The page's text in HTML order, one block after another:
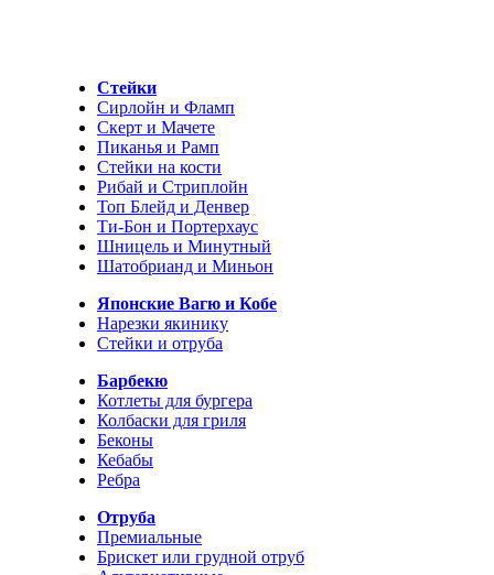
Стейки
Сирлойн и Фламп
Скерт и Мачете
Пиканья и Рамп
Стейки на кости
Рибай и Стриплойн
Топ Блейд и Денвер
Ти-Бон и Портерхаус
Шницель и Минутный
Шатобрианд и Миньон
Японские Вагю и Кобе
Нарезки якинику
Стейки и отруба
Барбекю
Котлеты для бургера
Колбаски для гриля
Беконы
Кебабы
Ребра
Отруба
Премиальные
Брискет или грудной отруб